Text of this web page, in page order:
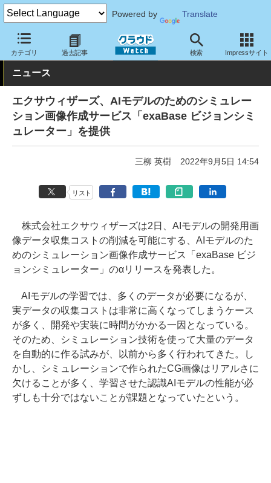
Powered by Translate
カテゴリ 過去記事 検索 Impressサイト
クラウド Watch サービス・ソフト サービス 開発関連
ニュース
エクサウィザーズ、AIモデルのためのシミュレー
ション画像作成サービス「exaBase ビジョンシミ
ュレーター」を提供
三柳 英樹 2022年9月5日 14:54
リスト
株式会社エクサウィザーズは2日、AIモデルの開発用画
像データ収集コストの削減を可能にする、AIモデルのた
めのシミュレーション画像作成サービス「exaBase ビジ
ョンシミュレーター」のαリリースを発表した。
AIモデルの学習では、多くのデータが必要になるが、
実データの収集コストは非常に高くなってしまうケース
が多く、開発や実装に時間がかかる一因となっている。
そのため、シミュレーション技術を使って大量のデータ
を自動的に作る試みが、以前から多く行われてきた。し
かし、シミュレーションで作られたCG画像はリアルさに
欠けることが多く、学習させた認識AIモデルの性能が必
ずしも十分ではないことが課題となっていたという。